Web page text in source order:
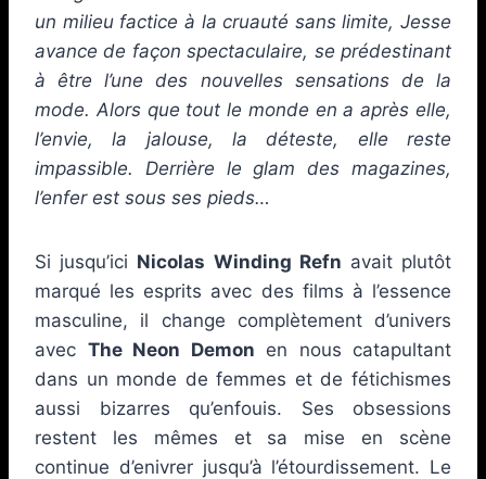
un milieu factice à la cruauté sans limite, Jesse
avance de façon spectaculaire, se prédestinant
à être l’une des nouvelles sensations de la
mode. Alors que tout le monde en a après elle,
l’envie, la jalouse, la déteste, elle reste
impassible. Derrière le glam des magazines,
l’enfer est sous ses pieds…
Si jusqu’ici Nicolas Winding Refn avait plutôt
marqué les esprits avec des films à l’essence
masculine, il change complètement d’univers
avec The Neon Demon en nous catapultant
dans un monde de femmes et de fétichismes
aussi bizarres qu’enfouis. Ses obsessions
restent les mêmes et sa mise en scène
continue d’enivrer jusqu’à l’étourdissement. Le